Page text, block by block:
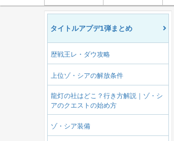
タイトルアプデ1弾まとめ
歴戦王レ・ダウ攻略
上位ゾ・シアの解放条件
龍灯の社はどこ？行き方解説｜ゾ・シ
アのクエストの始め方
ゾ・シア装備